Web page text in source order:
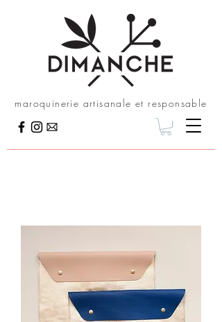
maroquinerie artisanale et responsable